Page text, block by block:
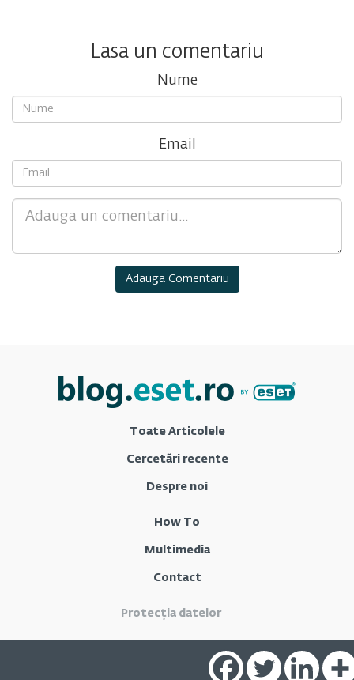
Lasa un comentariu
Nume
Email
Toate Articolele
Cercetări recente
Despre noi
How To
Multimedia
Contact
Protecția datelor